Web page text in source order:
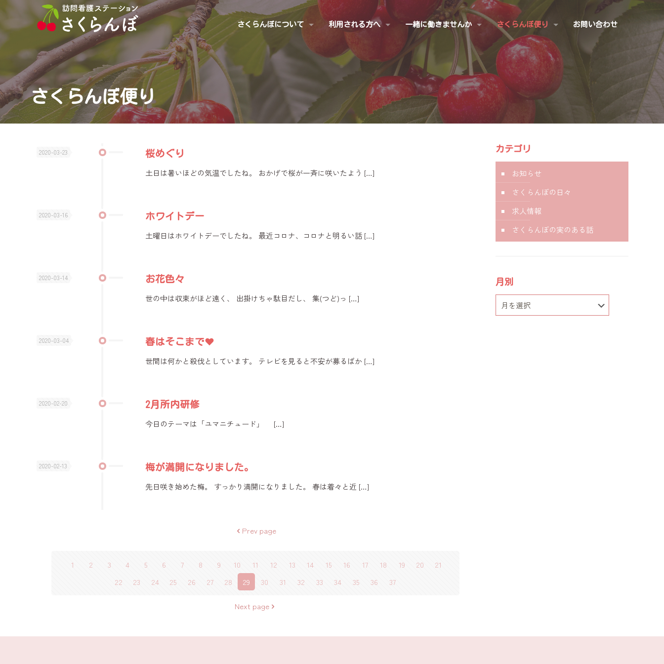
さくらんぼについて 利用される方へ 一緒に働きませんか さくらんぼ便り お問い合わせ
さくらんぼ便り
2020-03-23 桜めぐり
土日は暑いほどの気温でしたね。 おかげで桜が一斉に咲いたよう […]
2020-03-16 ホワイトデー
土曜日はホワイトデーでしたね。 最近コロナ、コロナと明るい話 […]
2020-03-14 お花色々
世の中は収束がほど遠く、 出掛けちゃ駄目だし、 集(つど)っ […]
2020-03-04 春はそこまで♥️
世間は何かと殺伐としています。 テレビを見ると不安が募るばか […]
2020-02-20 2月所内研修
今日のテーマは「ユマニチュード」 […]
2020-02-13 梅が満開になりました。
先日咲き始めた梅。 すっかり満開になりました。 春は着々と近 […]
Prev page
1 2 3 4 5 6 7 8 9 10 11 12 13 14 15 16 17 18 19 20
21
22
23 24 25 26 27 28 29 30 31 32 33 34 35 36 37
Next page
カテゴリ
お知らせ
さくらんぼの日々
求人情報
さくらんぼの実のある話
月別